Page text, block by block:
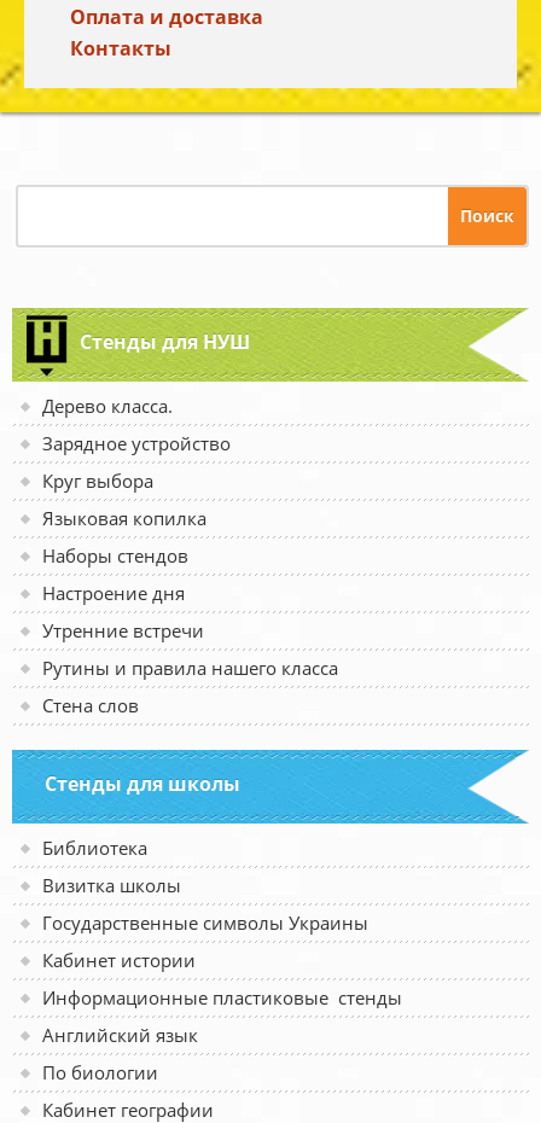
Оплата и доставка
Контакты
Стенды для НУШ
Дерево класса.
Зарядное устройство
Круг выбора
Языковая копилка
Наборы стендов
Настроение дня
Утренние встречи
Рутины и правила нашего класса
Стена слов
Стенды для школы
Библиотека
Визитка школы
Государственные символы Украины
Кабинет истории
Информационные пластиковые стенды
Английский язык
По биологии
Кабинет географии